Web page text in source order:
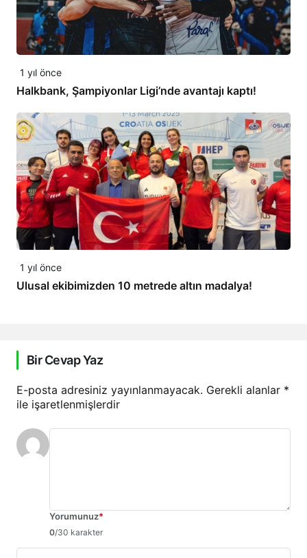
1 yıl önce
Halkbank, Şampiyonlar Ligi’nde avantajı kaptı!
1 yıl önce
Ulusal ekibimizden 10 metrede altın madalya!
Bir Cevap Yaz
E-posta adresiniz yayınlanmayacak. Gerekli alanlar *
ile işaretlenmişlerdir
Yorumunuz*
0/30 karakter